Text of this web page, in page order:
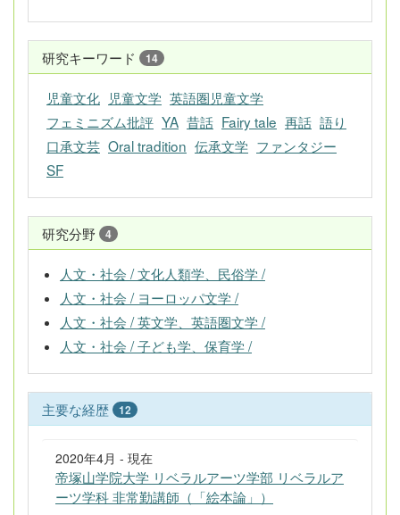
研究キーワード 14
児童文化 児童文学 英語圏児童文学
フェミニズム批評 YA 昔話 Fairy tale 再話 語り
口承文芸 Oral tradition 伝承文学 ファンタジー
SF
研究分野 4
人文・社会 / 文化人類学、民俗学 /
人文・社会 / ヨーロッパ文学 /
人文・社会 / 英文学、英語圏文学 /
人文・社会 / 子ども学、保育学 /
主要な経歴 12
2020年4月 - 現在
帝塚山学院大学 リベラルアーツ学部 リベラルア
ーツ学科 非常勤講師（「絵本論」）